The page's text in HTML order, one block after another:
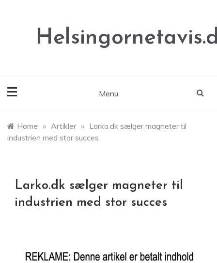
Menu
Home » Artikler » Larko.dk sælger magneter til
industrien med stor succes
Larko.dk sælger magneter til
industrien med stor succes